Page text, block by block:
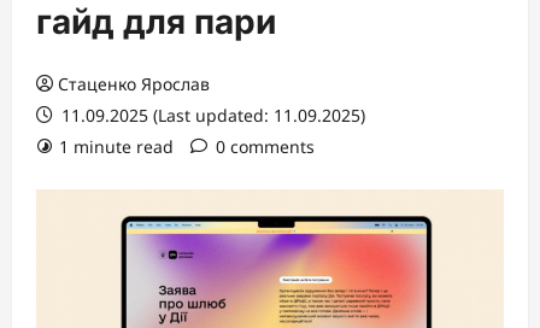
гайд для пари
Стаценко Ярослав
11.09.2025 (Last updated: 11.09.2025)
1 minute read
0 comments